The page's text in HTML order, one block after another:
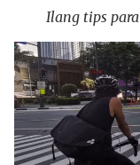
Ilang tips